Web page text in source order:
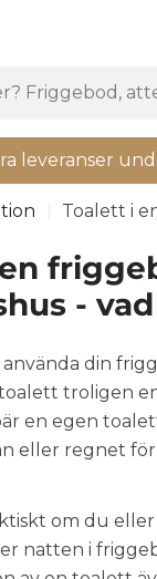
leveranser
-
din
troligen
en egen
eller regnet
om du
natten i